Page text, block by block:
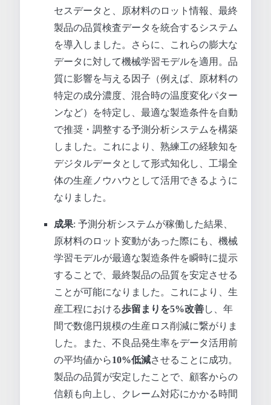
セスデータと、原材料のロット情報、最終
製品の品質検査データを統合するシステム
を導入しました。さらに、これらの膨大な
データに対して機械学習モデルを適用。品
質に影響を与える因子（例えば、原材料の
特定の成分濃度、混合時の温度変化パター
ンなど）を特定し、最適な製造条件を自動
で推奨・調整する予測分析システムを構築
しました。これにより、熟練工の経験知を
デジタルデータとして形式知化し、工場全
体の生産ノウハウとして活用できるように
なりました。
成果: 予測分析システムが稼働した結果、
原材料のロット変動があった際にも、機械
学習モデルが最適な製造条件を瞬時に提示
することで、最終製品の品質を安定させる
ことが可能になりました。これにより、生
産工程における歩留まりを5%改善し、年
間で数億円規模の生産ロス削減に繋がりま
した。また、不良品発生率をデータ活用前
の平均値から10%低減させることに成功。
製品の品質が安定したことで、顧客からの
信頼も向上し、クレーム対応にかかる時間